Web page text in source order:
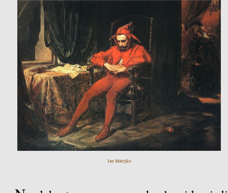
Jan Matejko